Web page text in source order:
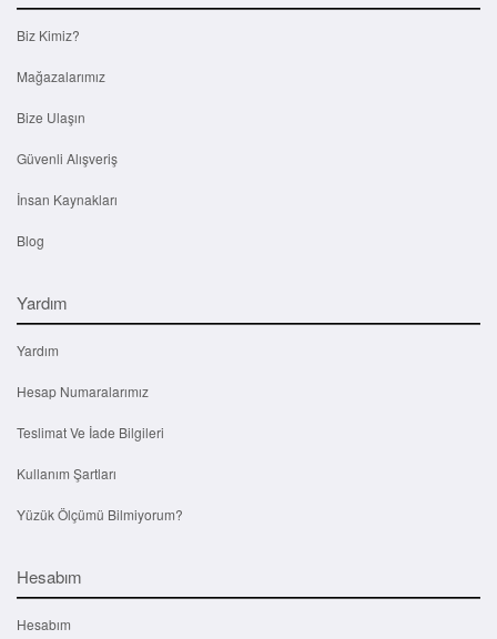
Biz Kimiz?
Mağazalarımız
Bize Ulaşın
Güvenli Alışveriş
İnsan Kaynakları
Blog
Yardım
Yardım
Hesap Numaralarımız
Teslimat Ve İade Bilgileri
Kullanım Şartları
Yüzük Ölçümü Bilmiyorum?
Hesabım
Hesabım